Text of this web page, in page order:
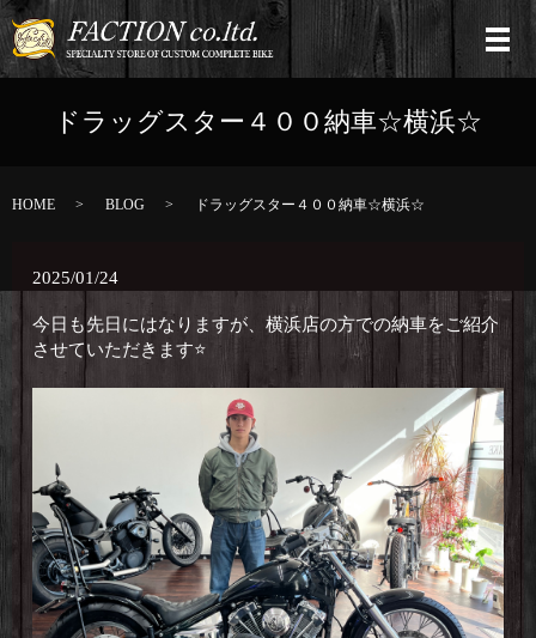
ドラッグスター４００納車☆横浜☆
HOME BLOG ドラッグスター４００納車☆横浜☆
2025/01/24
今日も先日にはなりますが、横浜店の方での納車をご紹介
させていただきます⭐️ ⁡